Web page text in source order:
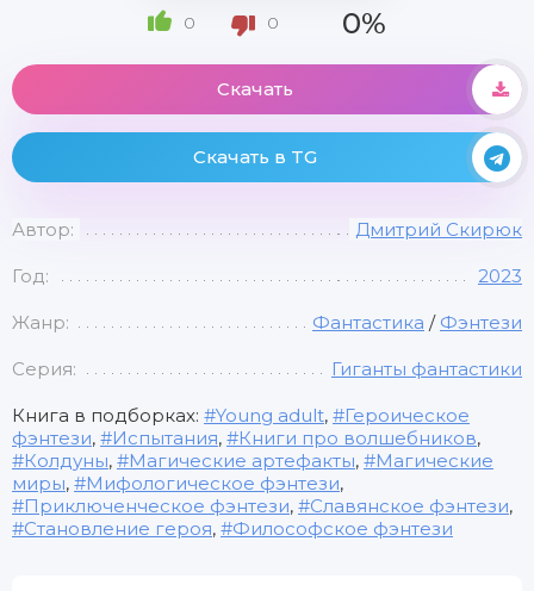
0 0 0%
Скачать
Скачать в TG
Автор: Дмитрий Скирюк
Год: 2023
Жанр: Фантастика / Фэнтези
Серия: Гиганты фантастики
Книга в подборках: Young adult,
Героическое
фэнтези, Испытания, Книги про волшебников,
Колдуны, Магические артефакты,
Магические
миры, Мифологическое фэнтези,
Приключенческое фэнтези, Славянское фэнтези,
Становление героя, Философское фэнтези